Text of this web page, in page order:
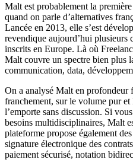
Malt est probablement la
quand on parle d’alternatives
Lancée en 2013, elle s’est
revendique aujourd’hui plusieurs
inscrits en Europe. Là où
Malt couvre un spectre bien plus
communication, data,
On a analysé Malt en profondeur
franchement, sur le volume pur
l’emporte sans discussion. Si
besoins multidisciplinaires, Malt
plateforme propose également
signature électronique des
paiement sécurisé, notation